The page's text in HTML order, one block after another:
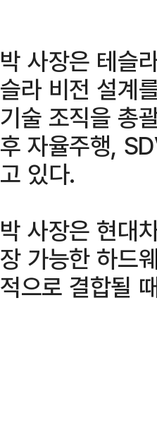
박 사장은 테슬
슬라 비전 설계
기술 조직을 총
후 자율주행,
고 있다.
박 사장은 현대
장 가능한 하드
적으로 결합될